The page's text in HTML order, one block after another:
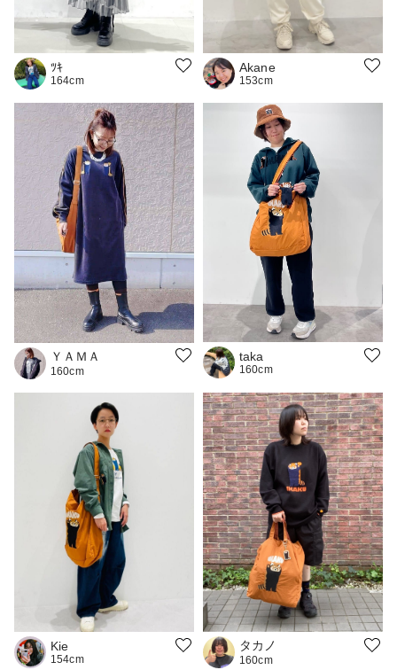
ﾂｷ
164cm
Akane
153cm
ＹＡＭＡ
160cm
taka
160cm
Kie
154cm
タカノ
160cm